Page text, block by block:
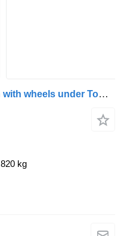
Kubix Twin-axle insulated van with wheels under Tomplan TFSP 360T.00
820 kg